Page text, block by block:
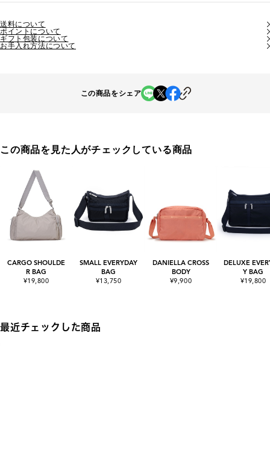
送料について
ポイントについて
ギフト包装について
お手入れ方法について
この商品をシェア
この商品を見た人がチェックしている商品
CARGO SHOULDE
R BAG
¥19,800
SMALL EVERYDAY
BAG
¥13,750
DANIELLA CROSS
BODY
¥9,900
DELUXE
Y BAG
¥19,800
最近チェックした商品